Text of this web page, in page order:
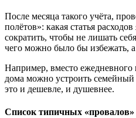
После месяца такого учёта,
полётов»: какая статья
сократить, чтобы не лишать
чего можно было бы избежать,
Например, вместо ежедневного
дома можно устроить
это и дешевле, и душевнее.
Список типичных